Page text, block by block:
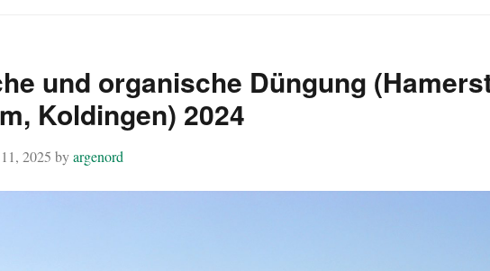
und organische Düngung
Koldingen) 2024
2025 byargenord